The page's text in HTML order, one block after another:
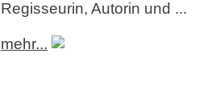
Regisseurin, Autorin und ...
mehr...